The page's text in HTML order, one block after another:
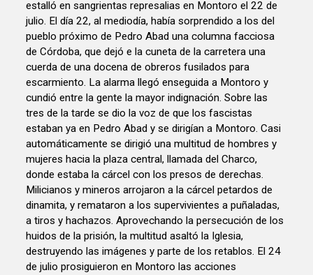
estalló en sangrientas represalias en Montoro el 22 de
julio. El día 22, al mediodía, había sorprendido a los del
pueblo próximo de Pedro Abad una columna facciosa
de Córdoba, que dejó e la cuneta de la carretera una
cuerda de una docena de obreros fusilados para
escarmiento. La alarma llegó enseguida a Montoro y
cundió entre la gente la mayor indignación. Sobre las
tres de la tarde se dio la voz de que los fascistas
estaban ya en Pedro Abad y se dirigían a Montoro. Casi
automáticamente se dirigió una multitud de hombres y
mujeres hacia la plaza central, llamada del Charco,
donde estaba la cárcel con los presos de derechas.
Milicianos y mineros arrojaron a la cárcel petardos de
dinamita, y remataron a los supervivientes a puñaladas,
a tiros y hachazos. Aprovechando la persecución de los
huidos de la prisión, la multitud asaltó la Iglesia,
destruyendo las imágenes y parte de los retablos. El 24
de julio prosiguieron en Montoro las acciones